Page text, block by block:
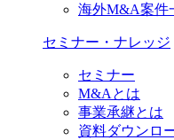
海外M&A案件
セミナー・ナレッジ
セミナー
M&Aとは
事業承継とは
資料ダウンロ